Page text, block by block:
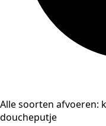
Alle soorten afvoeren:
doucheputje